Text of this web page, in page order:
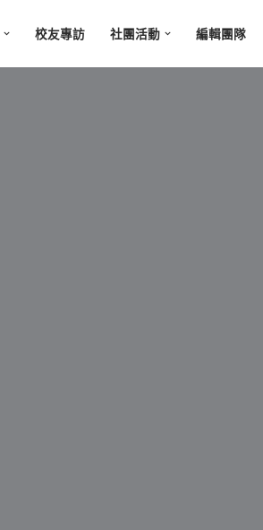
校友專訪 社團活動 編輯團隊